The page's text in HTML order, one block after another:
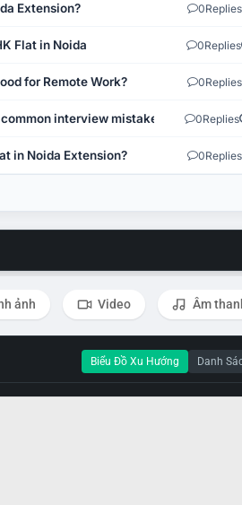
Extension? 0Replies
Flat in Noida 0Replies
for Remote Work? 0Replies
interview mistakes? 0Replies
in Noida Extension? 0Replies
ảnh Video Âm
Biểu Đồ Xu Hướng Danh